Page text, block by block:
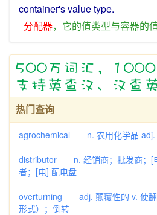
container'svaluetype.
分配器， 它的值类型与容器的
热门查询
agrochemical n. 农用化学品 adj.
distributor n. 经销商；批发商；[
者；[电] 配电盘
overturning adj. 颠覆性的 v. 使翻
形式）；倒转